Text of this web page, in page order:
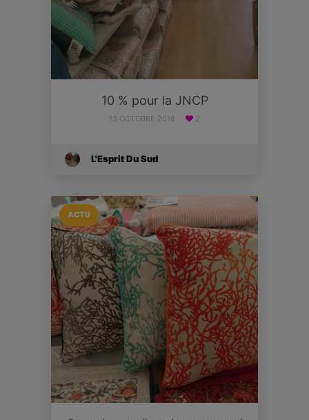
10 % pour la JNCP
13 OCTOBRE 2018 2
L'Esprit Du Sud
ACTU